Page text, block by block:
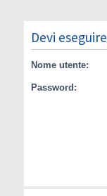
Devi
Nome utente:
Password: